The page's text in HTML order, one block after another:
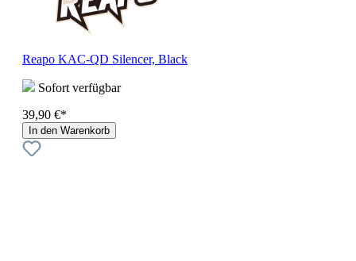
Reapo KAC-QD Silencer, Black
Sofort verfügbar
39,90 €*
In den Warenkorb